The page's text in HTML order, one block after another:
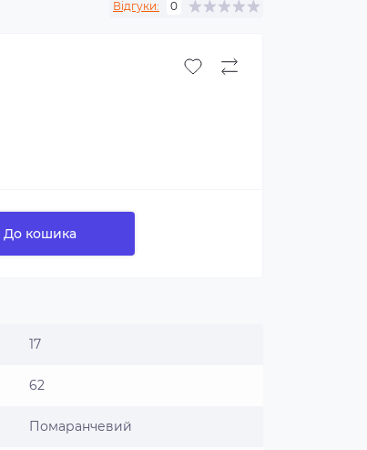
Відгуки: 0
До кошика
17
62
Помаранчевий